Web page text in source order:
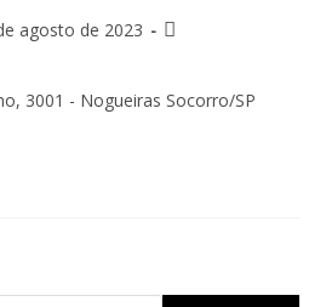
agosto de 2023
3001 - Nogueiras Socorro/SP